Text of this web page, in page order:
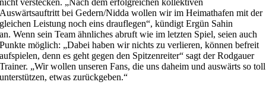
nicht verstecken. „Nach dem erfolgreichen kollektiven
Auswärtsauftritt bei Gedern/Nidda wollen wir im Heimathafen mit der
gleichen Leistung noch eins drauflegen“, kündigt Ergün Sahin
an. Wenn sein Team ähnliches abruft wie im letzten Spiel, seien auch
Punkte möglich: „Dabei haben wir nichts zu verlieren, können befreit
aufspielen, denn es geht gegen den Spitzenreiter“ sagt der Rodgauer
Trainer. „Wir wollen unseren Fans, die uns daheim und auswärts so toll
unterstützen, etwas zurückgeben.“